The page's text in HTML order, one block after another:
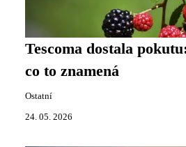
Tescoma dostala
co to znamená
Ostatní
24. 05. 2026